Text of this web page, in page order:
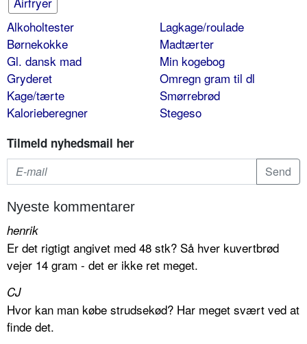
Alkoholtester
Børnekokke
Gl. dansk mad
Gryderet
Kage/tærte
Kalorieberegner
Lagkage/roulade
Madtærter
Min kogebog
Omregn gram til dl
Smørrebrød
Stegeso
Tilmeld nyhedsmail her
Nyeste kommentarer
henrik
Er det rigtigt angivet med 48 stk? Så hver kuvertbrød
vejer 14 gram - det er ikke ret meget.
CJ
Hvor kan man købe strudsekød? Har meget svært ved at
finde det.